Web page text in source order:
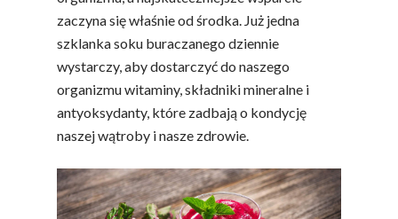
zaczyna się właśnie od środka. Już jedna
szklanka soku buraczanego dziennie
wystarczy, aby dostarczyć do naszego
organizmu witaminy, składniki mineralne i
antyoksydanty, które zadbają o kondycję
naszej wątroby i nasze zdrowie.